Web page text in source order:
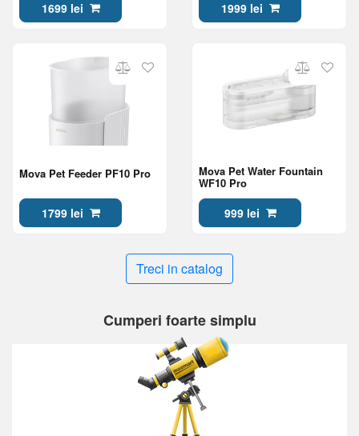
1699 lei 1999 lei
Mova Pet Feeder PF10 Pro
1799 lei
Mova Pet Water Fountain
WF10 Pro
999 lei
Treci in catalog
Cumperi foarte simplu